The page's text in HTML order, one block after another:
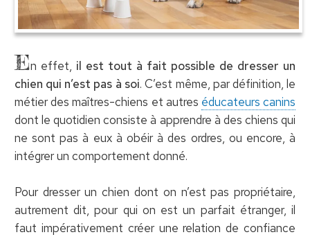
En effet, il est tout à fait possible de dresser un
chien qui n’est pas à soi. C’est même, par définition, le
métier des maîtres-chiens et autres éducateurs canins
dont le quotidien consiste à apprendre à des chiens qui
ne sont pas à eux à obéir à des ordres, ou encore, à
intégrer un comportement donné.
Pour dresser un chien dont on n’est pas propriétaire,
autrement dit, pour qui on est un parfait étranger, il
faut impérativement créer une relation de confiance